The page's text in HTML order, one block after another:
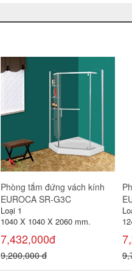
Phòng tắm đứng vách kính
EUROCA SR-G900C
Loại 1
900X 900 X 1980 mm.
8,000,000đ
10,450,000 đ